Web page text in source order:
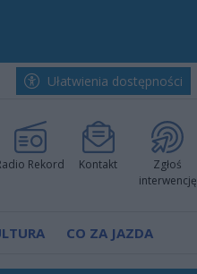
Ułatwienia dostępności
Rekord Kontakt
Zgłoś
interwencję
CO ZA JAZDA